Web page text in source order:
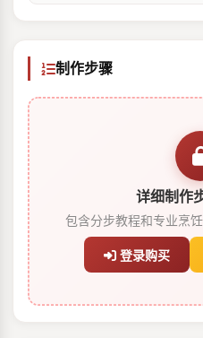
制作步骤
详细制作
包含分步教程和专业烹
登录购买